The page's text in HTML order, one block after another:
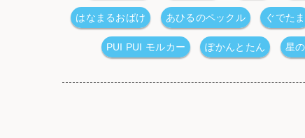
はなまるおばけ あひるのペックル ぐでたま
PUI PUI モルカー ぽかんとたん 星